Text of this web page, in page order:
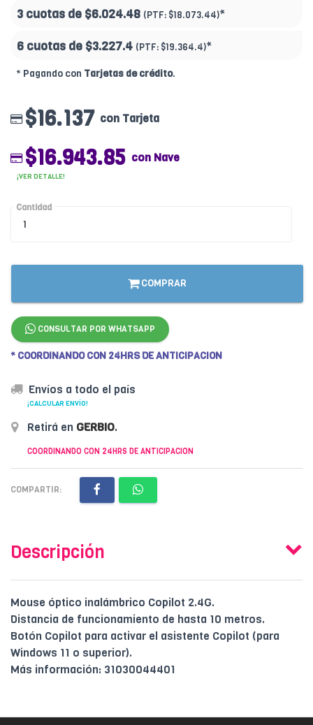
3 cuotas de $6.024.48 (PTF: $18.073.44)*
6 cuotas de $3.227.4 (PTF: $19.364.4)*
* Pagando con Tarjetas de crédito.
$16.137 con Tarjeta
$16.943.85 con Nave
¡VER DETALLE!
Cantidad
COMPRAR
CONSULTAR POR WHATSAPP
* COORDINANDO CON 24HRS DE ANTICIPACION
Envíos a todo el país
¡CALCULAR ENVÍO!
Retirá en GERBIO.
COORDINANDO CON 24HRS DE ANTICIPACION
COMPARTIR:
Descripción
Mouse óptico inalámbrico Copilot 2.4G.
Distancia de funcionamiento de hasta 10 metros.
Botón Copilot para activar el asistente Copilot (para
Windows 11 o superior).
Más información: 31030044401